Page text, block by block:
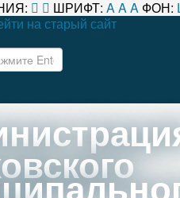
ШРИФТ: AAA ФОН:
на старый сайт